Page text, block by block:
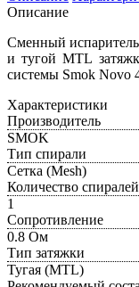
Описание
Сменный
и тугой MTL
системы Smok Novo
Характеристики
Производитель
SMOK
Тип спирали
Сетка (Mesh)
Количество спиралей
1
Сопротивление
0.8 Ом
Тип затяжки
Тугая (MTL)